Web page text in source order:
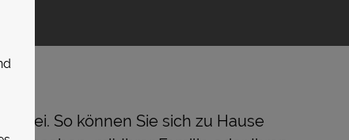
So können Sie sich zu Hause